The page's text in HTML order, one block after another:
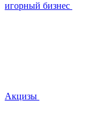
игорный бизнес
Акцизы